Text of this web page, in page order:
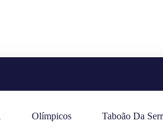
Olímpicos Taboão Da